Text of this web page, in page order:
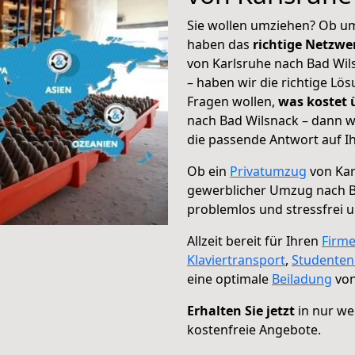
Sie wollen umziehen? Ob
haben das richtige
von Karlsruhe nach Bad
– haben wir die richtige
Fragen wollen, was kostet
nach Bad Wilsnack – dann
die passende Antwort auf
Ob ein Privatumzug von
gewerblicher Umzug nach
problemlos und stressfrei
Allzeit bereit für Ihren
Klaviertransport,
eine optimale Beiladung
Erhalten Sie jetzt in nur
kostenfreie Angebote.